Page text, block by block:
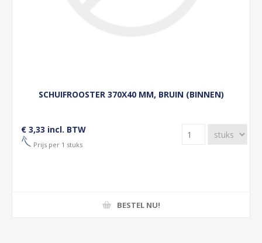
SCHUIFROOSTER 370X40 MM, BRUIN (BINNEN)
€ 3,33 incl. BTW
Prijs per 1 stuks
BESTEL NU!